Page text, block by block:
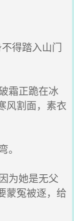
得踏入山门
霜正跪在冰
风割面，素衣
为她是无父
蒙冤被逐，给